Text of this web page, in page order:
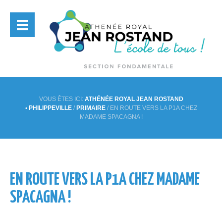
VOUS ÊTES ICI: ATHÉNÉE ROYAL JEAN ROSTAND
• PHILIPPEVILLE/ PRIMAIRE/ EN ROUTE VERS LA P1A CHEZ
MADAME SPACAGNA !
EN ROUTE VERS LA P1A CHEZ MADAME
SPACAGNA !